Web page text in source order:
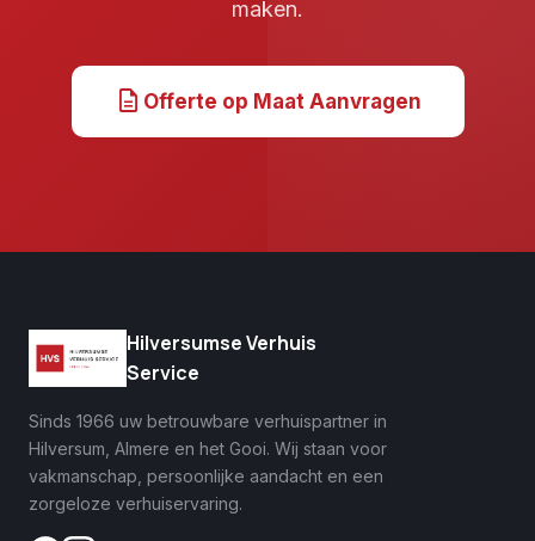
maken.
description Offerte op Maat Aanvragen
Hilversumse Verhuis
Service
Sinds 1966 uw betrouwbare verhuispartner in
Hilversum, Almere en het Gooi. Wij staan voor
vakmanschap, persoonlijke aandacht en een
zorgeloze verhuiservaring.